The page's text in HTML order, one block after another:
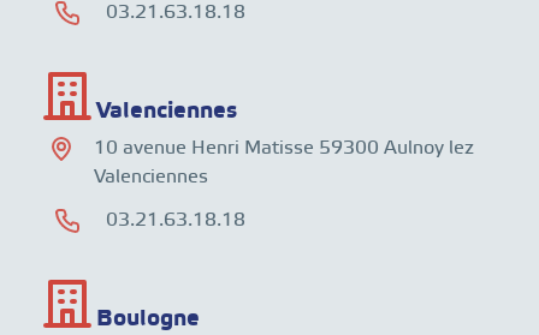
03.21.63.18.18
Valenciennes
10 avenue Henri Matisse 59300 Aulnoy lez
Valenciennes
03.21.63.18.18
Boulogne